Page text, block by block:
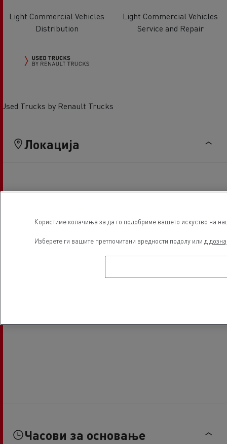
Light Commercial Vehicles
Distribution
Light Commercial Vehicles
Service and Repair
Used Trucks by Renault Trucks
Локација
Часови за основање
Користиме колачиња за да го подобриме вашето искуство на
Изберете ги вашите претпочитани вредности подолу или д